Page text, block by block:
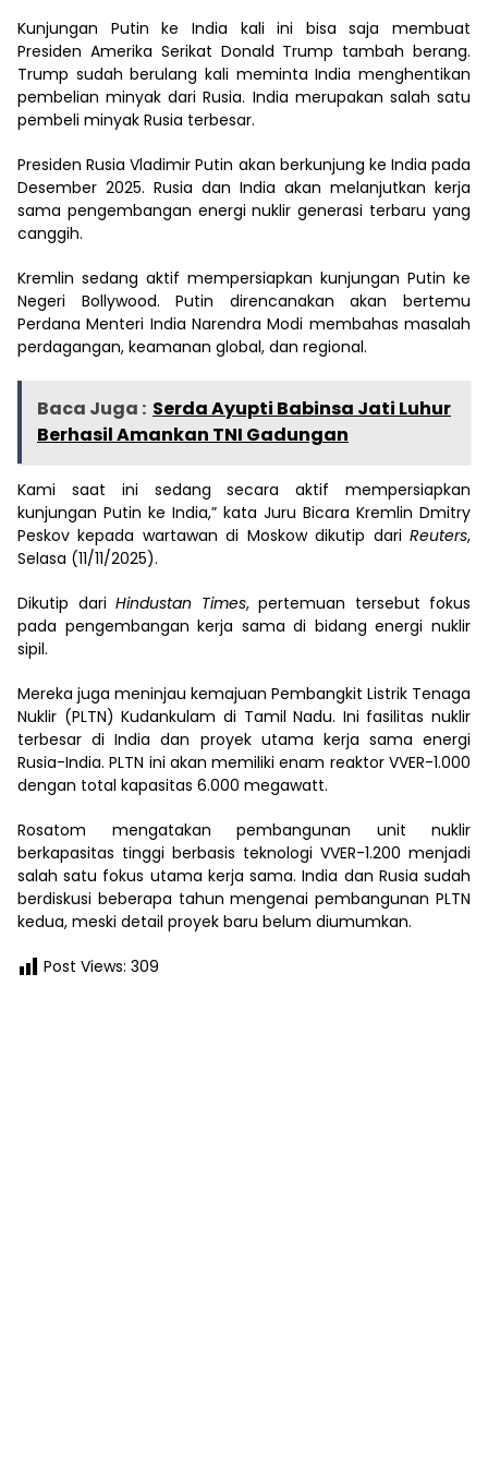
Kunjungan Putin ke India kali ini bisa saja membuat
Presiden Amerika Serikat Donald Trump tambah berang.
Trump sudah berulang kali meminta India menghentikan
pembelian minyak dari Rusia. India merupakan salah satu
pembeli minyak Rusia terbesar.
Presiden Rusia Vladimir Putin akan berkunjung ke India pada
Desember 2025. Rusia dan India akan melanjutkan kerja
sama pengembangan energi nuklir generasi terbaru yang
canggih.
Kremlin sedang aktif mempersiapkan kunjungan Putin ke
Negeri Bollywood. Putin direncanakan akan bertemu
Perdana Menteri India Narendra Modi membahas masalah
perdagangan, keamanan global, dan regional.
Baca Juga : Serda Ayupti Babinsa Jati Luhur
Berhasil Amankan TNI Gadungan
Kami saat ini sedang secara aktif mempersiapkan
kunjungan Putin ke India,” kata Juru Bicara Kremlin Dmitry
Peskov kepada wartawan di Moskow dikutip dari Reuters,
Selasa (11/11/2025).
Dikutip dari Hindustan Times, pertemuan tersebut fokus
pada pengembangan kerja sama di bidang energi nuklir
sipil.
Mereka juga meninjau kemajuan Pembangkit Listrik Tenaga
Nuklir (PLTN) Kudankulam di Tamil Nadu. Ini fasilitas nuklir
terbesar di India dan proyek utama kerja sama energi
Rusia-India. PLTN ini akan memiliki enam reaktor VVER-1.000
dengan total kapasitas 6.000 megawatt.
Rosatom mengatakan pembangunan unit nuklir
berkapasitas tinggi berbasis teknologi VVER-1.200 menjadi
salah satu fokus utama kerja sama. India dan Rusia sudah
berdiskusi beberapa tahun mengenai pembangunan PLTN
kedua, meski detail proyek baru belum diumumkan.
Post Views: 309